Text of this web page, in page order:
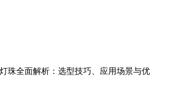
珠全面解析：选型技巧、应用场景与优